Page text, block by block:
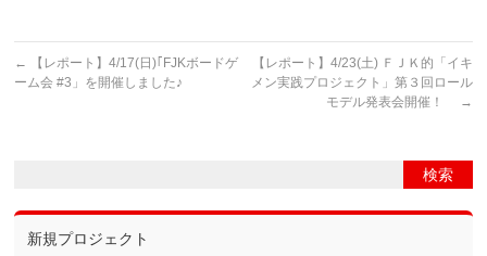
←
【レポート】4/17(日)｢FJKボードゲ
ーム会 #3」を開催しました♪
【レポート】4/23(土) ＦＪＫ的「イキ
メン実践プロジェクト」第３回ロール
モデル発表会開催！
→
新規プロジェクト